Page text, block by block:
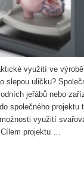
využití ve
slepou uličku?
jeřábů nebo
společného projektu
využití
projektu …